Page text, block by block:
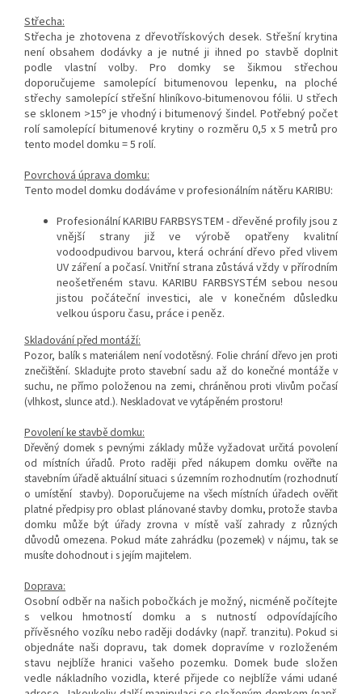
Střecha:
Střecha je zhotovena z dřevotřískových desek. Střešní krytina
není obsahem dodávky a je nutné ji ihned po stavbě doplnit
podle vlastní volby. Pro domky se šikmou střechou
doporučujeme samolepící bitumenovou lepenku, na ploché
střechy samolepící střešní hliníkovo-bitumenovou fólii. U střech
se sklonem >15oje vhodný i bitumenový šindel.Potřebný počet
rolí samolepící bitumenové krytiny o rozměru 0,5 x 5 metrů pro
tento model domku = 5 rolí.
Povrchová úprava domku:
Tento model domku dodáváme v profesionálním nátěru KARIBU:
Profesionální KARIBU FARBSYSTEM - dřevěné profily jsou z
vnější strany již ve výrobě opatřeny kvalitní
vodoodpudivou barvou, která ochrání dřevo před vlivem
UV záření a počasí. Vnitřní strana zůstává vždy v přírodním
neošetřeném stavu. KARIBU FARBSYSTÉM sebou nesou
jistou počáteční investici, ale v konečném důsledku
velkou úsporu času, práce i peněz.
Skladování před montáží:
Pozor, balík s materiálem není vodotěsný. Folie chrání dřevo jen proti
znečištění. Skladujte proto stavební sadu až do konečné montáže v
suchu, ne přímo položenou na zemi, chráněnou proti vlivům počasí
(vlhkost, slunce atd.). Neskladovat ve vytápěném prostoru!
Povolení ke stavbě domku:
Dřevěný domek s pevnými základy může vyžadovat určitá povolení
od místních úřadů. Proto raději před nákupem domku ověřte na
stavebním úřadě aktuální situaci s územním rozhodnutím (rozhodnutí
o umístění stavby). Doporučujeme na všech místních úřadech ověřit
platné předpisy pro oblast plánované stavby domku, protože stavba
domku může být úřady zrovna v místě vaší zahrady z různých
důvodů omezena. Pokud máte zahrádku (pozemek) v nájmu, tak se
musíte dohodnout i s jejím majitelem.
Doprava:
Osobní odběr na našich pobočkách je možný, nicméně počítejte
s velkou hmotností domku a s nutností odpovídajícího
přívěsného vozíku nebo raději dodávky (např. tranzitu). Pokud si
objednáte naši dopravu, tak domek dopravíme v rozloženém
stavu nejblíže hranici vašeho pozemku. Domek bude složen
vedle nákladního vozidla, které přijede co nejblíže vámi udané